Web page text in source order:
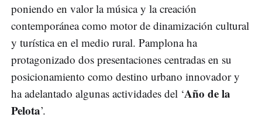
poniendo en valor la música y la creación
contemporánea como motor de dinamización cultural
y turística en el medio rural. Pamplona ha
protagonizado dos presentaciones centradas en su
posicionamiento como destino urbano innovador y
ha adelantado algunas actividades del ‘Año de la
Pelota’.